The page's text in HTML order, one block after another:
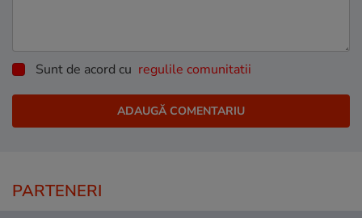
Sunt de acord cu regulile comunitatii
PARTENERI